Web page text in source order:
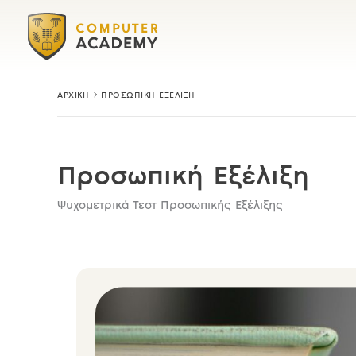
περιεχόμενο
ΑΡΧΙΚΉ ΠΡΟΣΩΠΙΚΉ ΕΞΈΛΙΞΗ
Προσωπική Εξέλιξη
Ψυχομετρικά Τεστ Προσωπικής Εξέλιξης